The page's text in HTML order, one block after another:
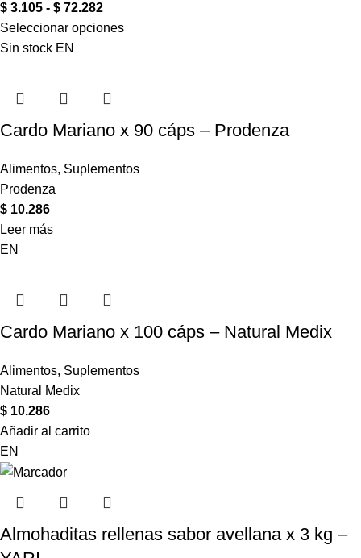
$ 3.105 - $ 72.282
Seleccionar opciones
Sin stock EN
Cardo Mariano x 90 cáps – Prodenza
Alimentos, Suplementos
Prodenza
$ 10.286
Leer más
EN
Cardo Mariano x 100 cáps – Natural Medix
Alimentos, Suplementos
Natural Medix
$ 10.286
Añadir al carrito
EN
Almohaditas rellenas sabor avellana x 3 kg –